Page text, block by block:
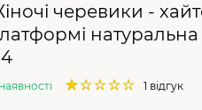
черевики -
1 відгук